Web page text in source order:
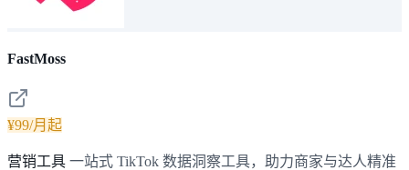
FastMoss
¥99/月起
营销工具 一站式 TikTok 数据洞察工具，助力商家与达人精准